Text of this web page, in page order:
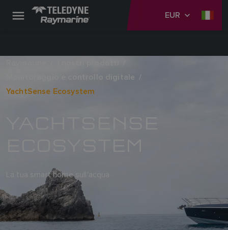
EUR
Monitoraggio e controllo digitale
YachtSense Ecosystem
ECOSYSTEM
La tua smart home sull'acqua